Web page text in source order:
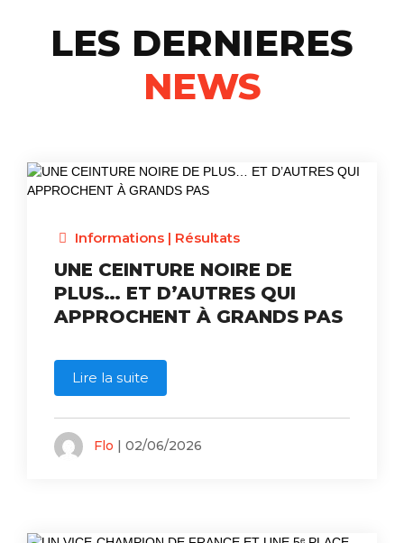
LES DERNIERES
NEWS
Informations| Résultats
UNE CEINTURE NOIRE DE
PLUS… ET D’AUTRES QUI
APPROCHENT À GRANDS PAS
Lire la suite
Flo | 02/06/2026